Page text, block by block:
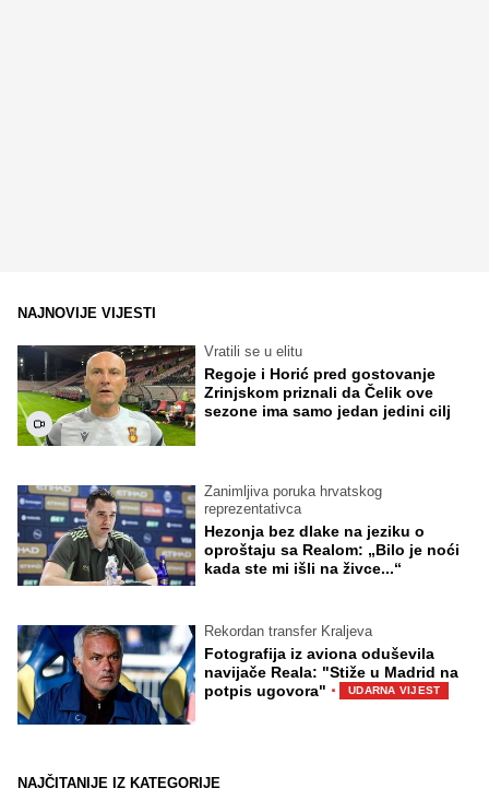
NAJNOVIJE VIJESTI
Vratili se u elitu
Regoje i Horić pred gostovanje
Zrinjskom priznali da Čelik ove
sezone ima samo jedan jedini cilj
Zanimljiva poruka hrvatskog
reprezentativca
Hezonja bez dlake na jeziku o
oproštaju sa Realom: „Bilo je noći
kada ste mi išli na živce...“
Rekordan transfer Kraljeva
Fotografija iz aviona oduševila
navijače Reala: "Stiže u Madrid na
potpis ugovora" · UDARNA VIJEST
NAJČITANIJE IZ KATEGORIJE